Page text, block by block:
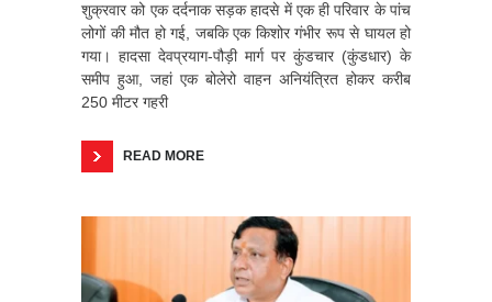
शुक्रवार को एक दर्दनाक सड़क हादसे में एक ही परिवार के पांच
लोगों की मौत हो गई, जबकि एक किशोर गंभीर रूप से घायल हो
गया। हादसा देवप्रयाग-पौड़ी मार्ग पर कुंडचार (कुंडधार) के
समीप हुआ, जहां एक बोलेरो वाहन अनियंत्रित होकर करीब
250 मीटर गहरी
READ MORE